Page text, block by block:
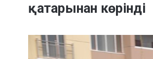
қатарынан көрінді